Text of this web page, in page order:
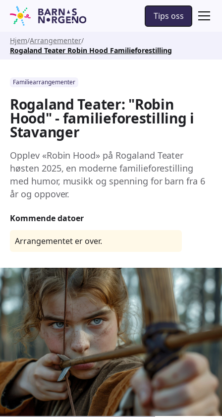
Tips oss
Hjem Arrangementer
Rogaland Teater Robin Hood Familieforestilling
Familiearrangementer
Rogaland Teater: "Robin
Hood" - familieforestilling i
Stavanger
Opplev «Robin Hood» på Rogaland Teater
høsten 2025, en moderne familieforestilling
med humor, musikk og spenning for barn fra 6
år og oppover.
Kommende datoer
Arrangementet er over.